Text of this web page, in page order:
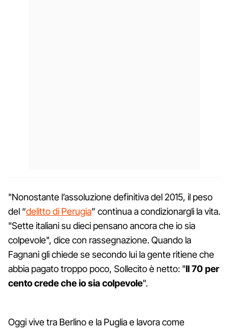
"Nonostante l’assoluzione definitiva del 2015, il peso
del “delitto di Perugia” continua a condizionargli la vita.
"Sette italiani su dieci pensano ancora che io sia
colpevole", dice con rassegnazione. Quando la
Fagnani gli chiede se secondo lui la gente ritiene che
abbia pagato troppo poco, Sollecito è netto: "Il 70 per
cento crede che io sia colpevole".
Oggi vive tra Berlino e la Puglia e lavora come